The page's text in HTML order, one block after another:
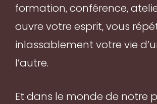
formation, conférence,
ouvre votre esprit, vous
inlassablement votre vie
l’autre.
Et dans le monde de notre